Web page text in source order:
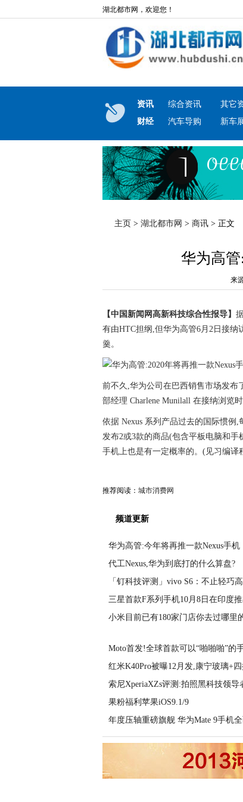
湖北都市网，欢迎您！
资讯 综合资讯
其它
财经
汽车导购 新车
主页 > 湖北都市网 > 商讯 > 正文
华为高
来
【中国新闻网高新科技综合性报导】
有由HTC担纲,但华为高管6月2日接纳
羹。
前不久,华为公司在巴西销售市场发
部经理 Charlene Munilall 在接纳浏览
依据 Nexus 系列产品过去的国际惯例
发布2或3款的商品(包含平板电脑和
手机上也是有一定概率的。(见习编译
推荐阅读： 城市消费网
频道更新
华为高管:今年将再推一款Nexus手机
代工Nexus,华为到底打的什么算盘?
「钉科技评测」vivo S6：不止轻巧
三星首款F系列手机10月8日在印度
小米目前已有180家门店你去过哪里
Moto首发!全球首款可以“啪啪啪”的
红米K40Pro被曝12月发,康宁玻璃+
索尼XperiaXZs评测:拍照黑科技领导
果粉福利苹果iOS9.1/9
年度压轴重磅旗舰 华为Mate 9手机